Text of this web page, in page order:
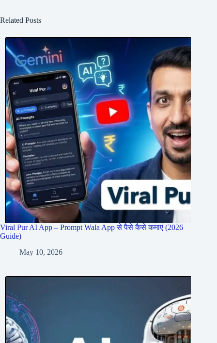
Related Posts
Viral Pur AI App – Prompt Wala App से पैसे कैसे कमाएं (2026
Guide)
May 10, 2026